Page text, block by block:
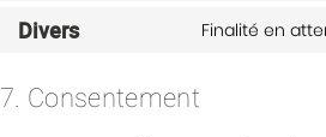
Divers Finalité en
7. Consentement